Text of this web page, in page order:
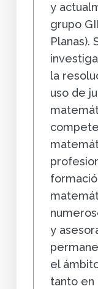
y
grupo
Planas).
la
uso de
y
el
tanto en